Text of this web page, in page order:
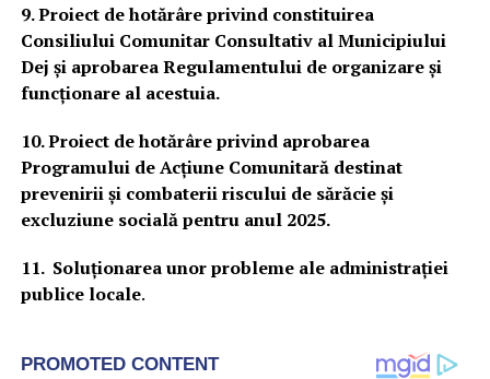
9. Proiect de hotărâre privind constituirea
Consiliului Comunitar Consultativ al Municipiului
Dej și aprobarea Regulamentului de organizare și
funcționare al acestuia.
10. Proiect de hotărâre privind aprobarea
Programului de Acțiune Comunitară destinat
prevenirii și combaterii riscului de sărăcie și
excluziune socială pentru anul 2025.
11. Soluționarea unor probleme ale administrației
publice locale.